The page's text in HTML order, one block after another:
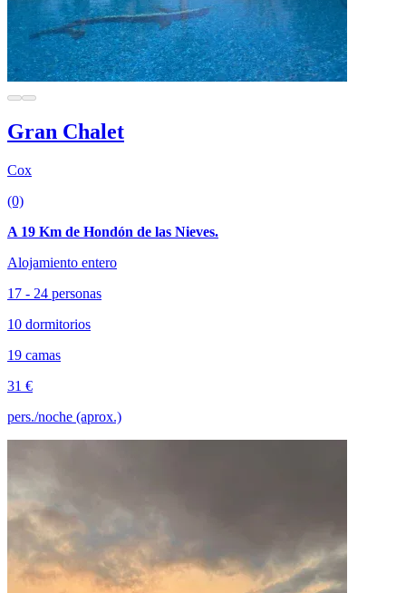
Gran Chalet
Cox
(0)
A 19 Km de Hondón de las Nieves.
Alojamiento entero
17 - 24 personas
10 dormitorios
19 camas
31 €
pers./noche (aprox.)